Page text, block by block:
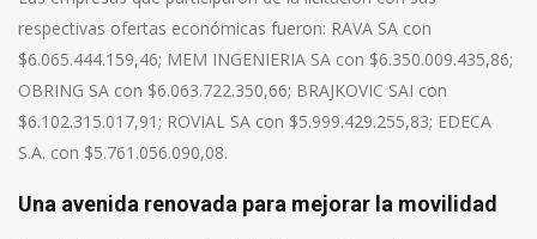
respectivas ofertas económicas fueron: RAVA SA con
$6.065.444.159,46; MEM INGENIERIA SA con $6.350.009.435,86;
OBRING SA con $6.063.722.350,66; BRAJKOVIC SAI con
$6.102.315.017,91; ROVIAL SA con $5.999.429.255,83; EDECA
S.A. con $5.761.056.090,08.
Una avenida renovada para mejorar la movilidad